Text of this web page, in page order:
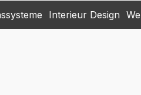
Interieur Design